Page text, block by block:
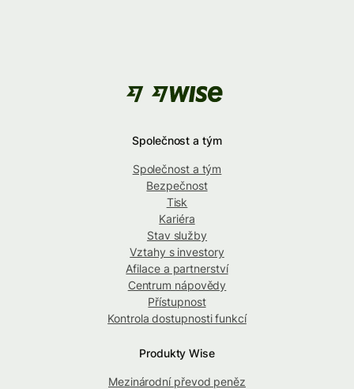
Společnost a tým
Společnost a tým
Bezpečnost
Tisk
Kariéra
Stav služby
Vztahy s investory
Afilace a partnerství
Centrum nápovědy
Přístupnost
Kontrola dostupnosti funkcí
Produkty Wise
Mezinárodní převod peněz